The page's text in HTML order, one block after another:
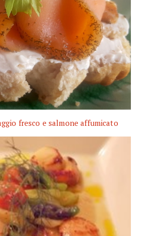
fresco e salmone affumicato